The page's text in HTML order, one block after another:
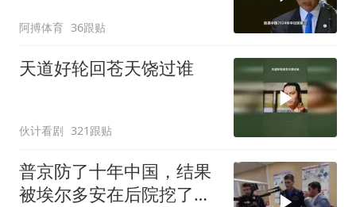
阿搏体育 36跟贴
天道好轮回苍天饶过谁
伙计看剧 321跟贴
普京防了十年中国，结果
被埃尔多安在后院挖了墙